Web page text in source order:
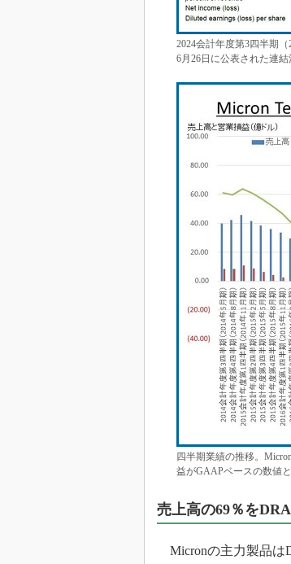
2024会計年度第3四半期
6月26日に公表された連
四半期業績の推移。
益がGAAPベースの数値
売上高の69％を
Micronの主力製品は